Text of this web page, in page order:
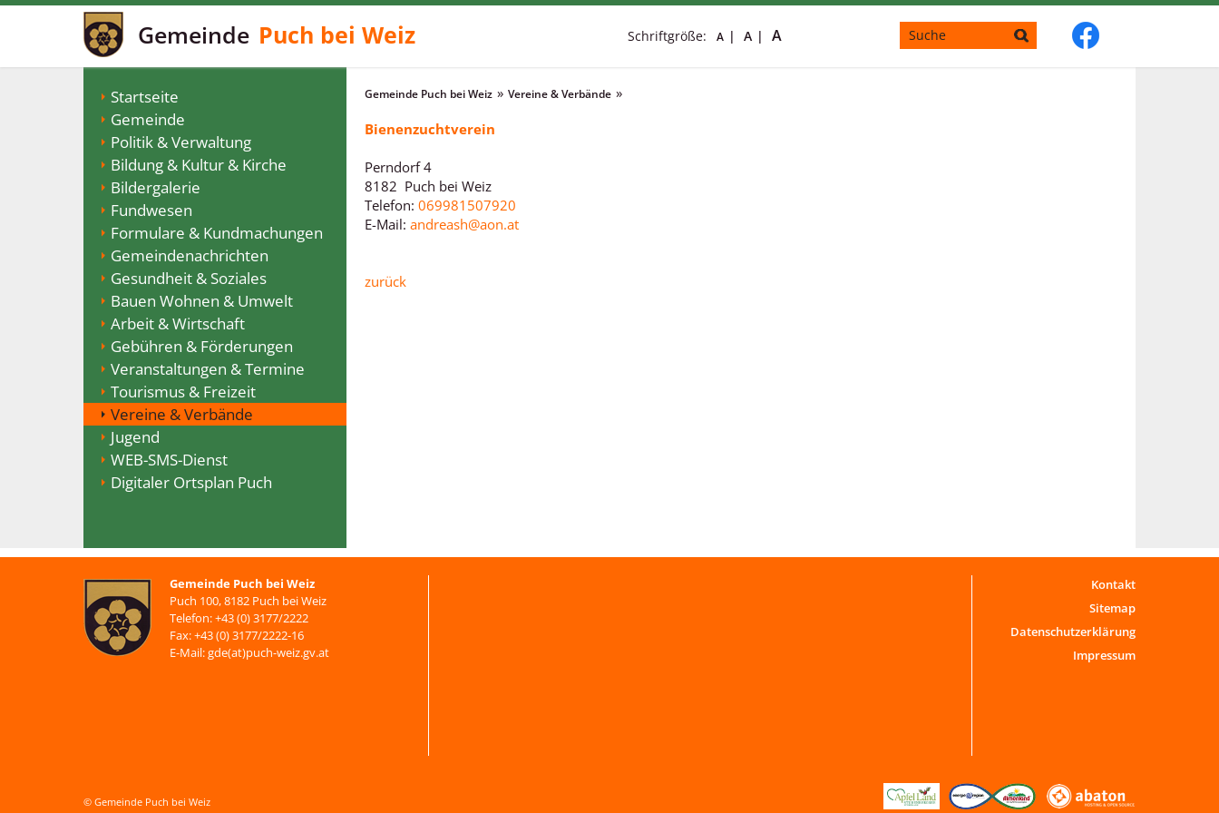
Gemeinde Puch bei Weiz Schriftgröße: A A A
Startseite
Gemeinde
Politik & Verwaltung
Bildung & Kultur & Kirche
Bildergalerie
Fundwesen
Formulare & Kundmachungen
Gemeindenachrichten
Gesundheit & Soziales
Bauen Wohnen & Umwelt
Arbeit & Wirtschaft
Gebühren & Förderungen
Veranstaltungen & Termine
Tourismus & Freizeit
Vereine & Verbände
Jugend
WEB-SMS-Dienst
Digitaler Ortsplan Puch
Gemeinde Puch bei Weiz Vereine & Verbände
Bienenzuchtverein
Perndorf 4
8182 Puch bei Weiz
Telefon: 069981507920
E-Mail: andreash@aon.at
zurück
Gemeinde Puch bei Weiz
Puch 100, 8182 Puch bei Weiz
Telefon: +43 (0) 3177/2222
Fax: +43 (0) 3177/2222-16
E-Mail: gde(at)puch-weiz.gv.at
Kontakt
Sitemap
Datenschutzerklärung
Impressum
© Gemeinde Puch bei Weiz